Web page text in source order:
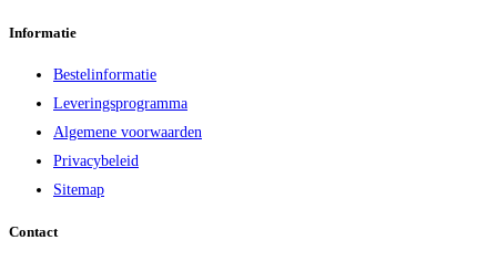
Informatie
Bestelinformatie
Leveringsprogramma
Algemene voorwaarden
Privacybeleid
Sitemap
Contact